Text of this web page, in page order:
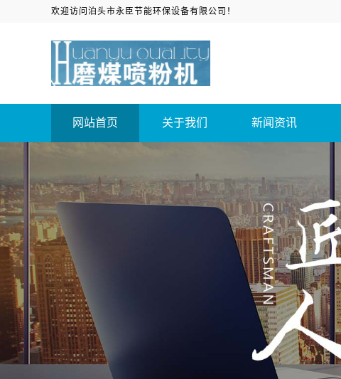
欢迎访问泊头市永臣节能环保设备有限公司！
网站首页 关于我们 新闻资讯